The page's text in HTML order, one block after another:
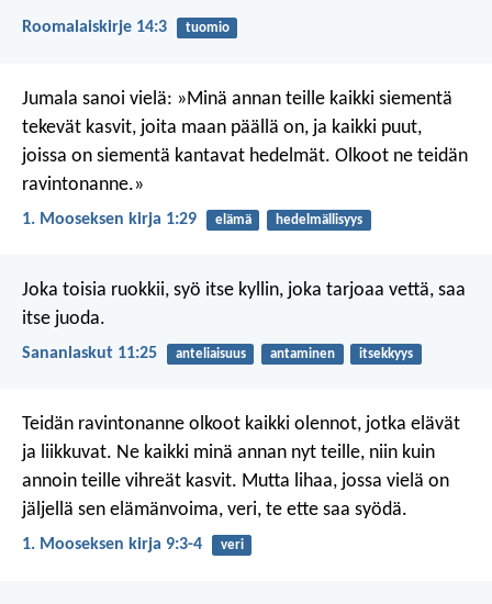
Roomalaiskirje 14:3 tuomio
Jumala sanoi vielä: »Minä annan teille kaikki siementä
tekevät kasvit, joita maan päällä on, ja kaikki puut,
joissa on siementä kantavat hedelmät. Olkoot ne teidän
ravintonanne.»
1. Mooseksen kirja 1:29 elämä hedelmällisyys
Joka toisia ruokkii, syö itse kyllin, joka tarjoaa vettä, saa
itse juoda.
Sananlaskut 11:25 anteliaisuus antaminen itsekkyys
Teidän ravintonanne olkoot kaikki olennot, jotka elävät
ja liikkuvat. Ne kaikki minä annan nyt teille, niin kuin
annoin teille vihreät kasvit. Mutta lihaa, jossa vielä on
jäljellä sen elämänvoima, veri, te ette saa syödä.
1. Mooseksen kirja 9:3-4 veri